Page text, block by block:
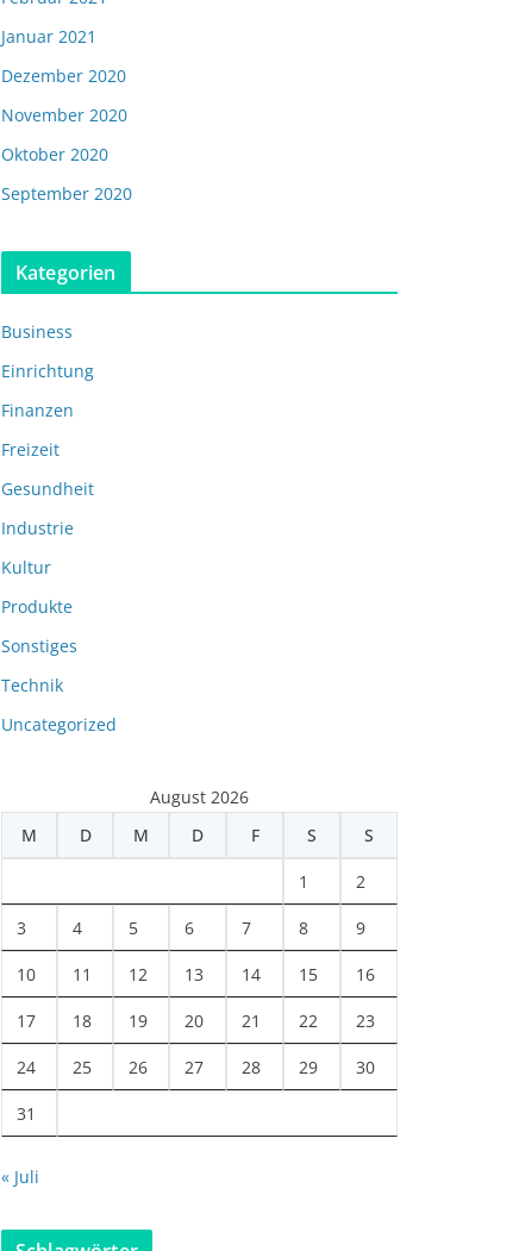
Januar 2021
Dezember 2020
November 2020
Oktober 2020
September 2020
Kategorien
Business
Einrichtung
Finanzen
Freizeit
Gesundheit
Industrie
Kultur
Produkte
Sonstiges
Technik
Uncategorized
August 2026
M
D M D F S S
1 2
3 4 5 6 7 8 9
10 11 12 13 14 15 16
17 18 19 20 21 22 23
24 25 26 27 28 29 30
31
« Juli